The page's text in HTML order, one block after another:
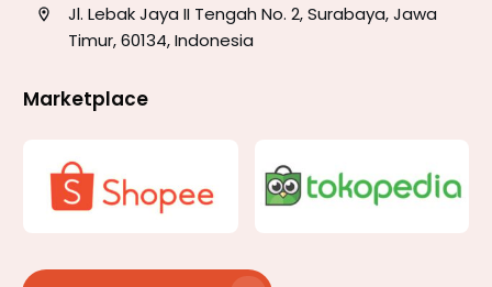
Jl. Lebak Jaya II Tengah No. 2, Surabaya, Jawa
Timur, 60134, Indonesia
Marketplace